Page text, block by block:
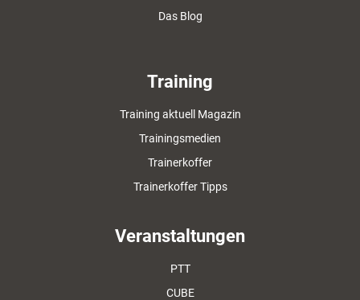
Das Blog
Training
Training aktuell Magazin
Trainingsmedien
Trainerkoffer
Trainerkoffer Tipps
Veranstaltungen
PTT
CUBE